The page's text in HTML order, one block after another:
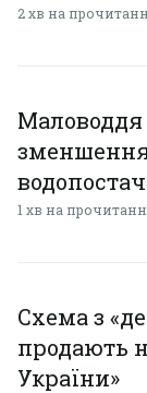
2 хв на
Маловоддя
зменшення
1 хв на
Схема з
продають
України»